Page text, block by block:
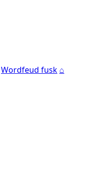
Wordfeud fusk ⌂